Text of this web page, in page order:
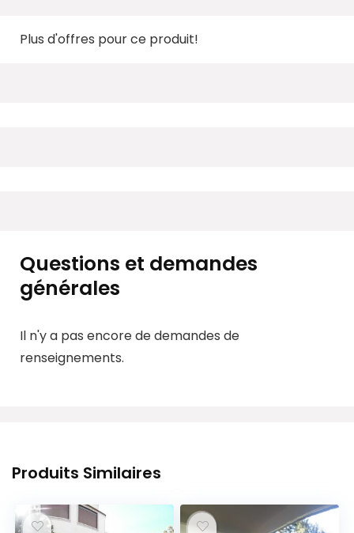
Plus d'offres pour ce produit!
Questions et demandes
générales
Il n'y a pas encore de demandes de
renseignements.
Produits Similaires